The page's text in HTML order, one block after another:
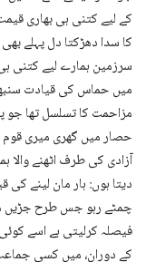
کے لیے کتنی ہی بھاری
کا سدا دھڑکتا دل پہلے
میں حماس کی قیادت
مزاحمت کا تسلسل تھا جو
حصار میں گھری میری قوم
آزادی کی طرف اٹھنے والا
دیتا ہوں: ہار مان لینے
چمٹے رہو جس طرح جڑیں
فیصلہ کرلیتی ہے اسے
کے دوران، میں کسی جماعت